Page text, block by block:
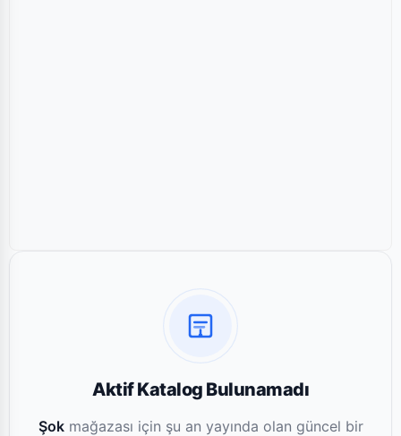
Aktif Katalog Bulunamadı
Şokmağazası için şu an yayında olan güncel bir